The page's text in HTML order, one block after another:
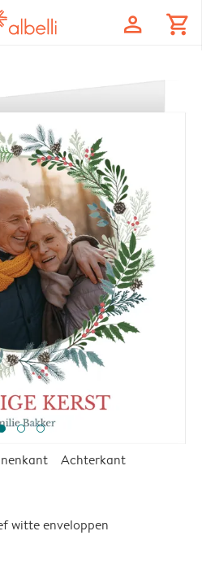
profile shopping_cart
Achterkant
witte enveloppen